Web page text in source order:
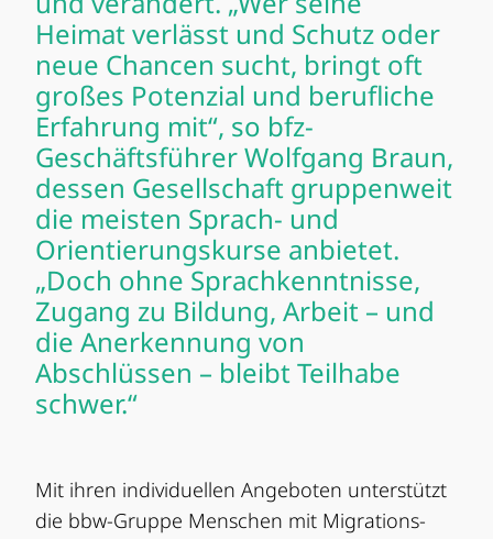
Heimat verlässt und Schutz oder
neue Chancen sucht, bringt oft
großes Potenzial und berufliche
Erfahrung mit“, so bfz-
Geschäftsführer Wolfgang Braun,
dessen Gesellschaft gruppenweit
die meisten Sprach- und
Orientierungskurse anbietet.
„Doch ohne Sprachkenntnisse,
Zugang zu Bildung, Arbeit – und
die Anerkennung von
Abschlüssen – bleibt Teilhabe
schwer.“
Mit ihren individuellen Angeboten unterstützt
die bbw-Gruppe Menschen mit Migrations-